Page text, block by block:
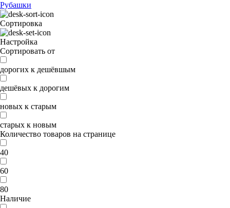
Рубашки
Сортировка
Настройка
Сортировать от
дорогих к дешёвшым
дешёвых к дорогим
новых к старым
старых к новым
Количество товаров на странице
40
60
80
Наличие